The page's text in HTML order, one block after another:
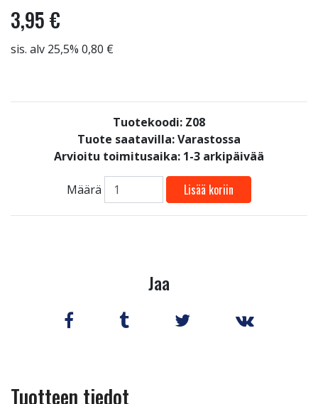
3,95 €
sis. alv 25,5% 0,80 €
Tuotekoodi: Z08
Tuote saatavilla:Varastossa
Arvioitu toimitusaika: 1-3 arkipäivää
Määrä Lisää koriin
Jaa
Tuotteen tiedot